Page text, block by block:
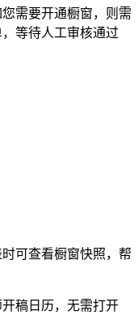
需要开通橱窗，则需
等待人工审核通过
可查看橱窗快照，帮
稿日历，无需打开